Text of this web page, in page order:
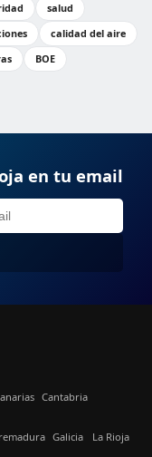
salud
calidad del aire
BOE
en tu email
Cantabria
Galicia La Rioja